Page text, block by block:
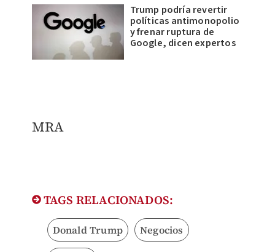
Trump podría revertir
políticas antimonopolio
y frenar ruptura de
Google, dicen expertos
MRA
TAGS RELACIONADOS:
Donald Trump Negocios